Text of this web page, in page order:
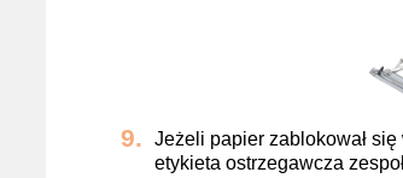
Jeżeli papier zablokował
etykieta ostrzegawcza